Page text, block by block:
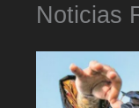
Noticias